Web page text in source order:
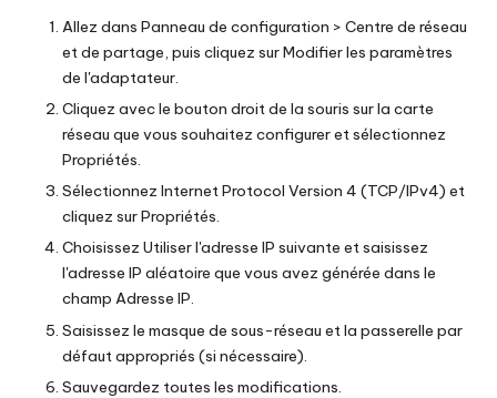
Allez dans Panneau de configuration > Centre de réseau
et de partage, puis cliquez sur Modifier les paramètres
de l'adaptateur.
Cliquez avec le bouton droit de la souris sur la carte
réseau que vous souhaitez configurer et sélectionnez
Propriétés.
Sélectionnez Internet Protocol Version 4 (TCP/IPv4) et
cliquez sur Propriétés.
Choisissez Utiliser l'adresse IP suivante et saisissez
l'adresse IP aléatoire que vous avez générée dans le
champ Adresse IP.
Saisissez le masque de sous-réseau et la passerelle par
défaut appropriés (si nécessaire).
Sauvegardez toutes les modifications.